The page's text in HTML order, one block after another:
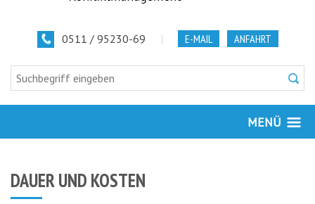
0511 / 95230-69 | E-MAIL ANFAHRT
MENÜ
DAUER UND KOSTEN